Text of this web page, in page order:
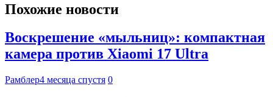
Похожие новости
Воскрешение «мыльниц»: компактная
камера против Xiaomi 17 Ultra
Рамблер4 месяца спустя 0